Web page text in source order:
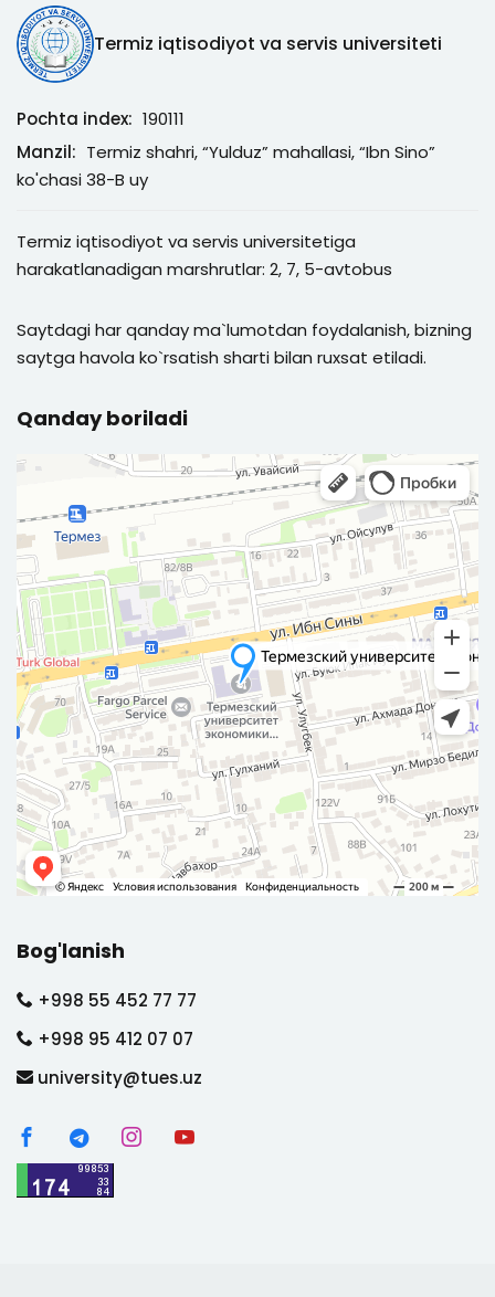
Termiz iqtisodiyot va servis universiteti
Pochta index: 190111
Manzil: Termiz shahri, “Yulduz” mahallasi, “Ibn Sino”
ko'chasi 38-B uy
Termiz iqtisodiyot va servis universitetiga
harakatlanadigan marshrutlar: 2, 7, 5-avtobus
Saytdagi har qanday ma`lumotdan foydalanish, bizning
saytga havola ko`rsatish sharti bilan ruxsat etiladi.
Qanday boriladi
Bog'lanish
+998 55 452 77 77
+998 95 412 07 07
university@tues.uz